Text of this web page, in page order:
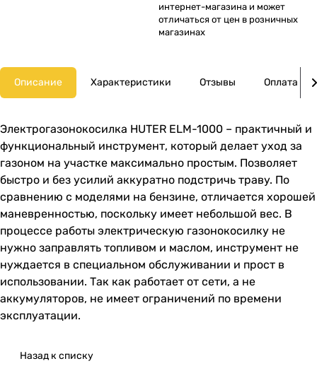
интернет-магазина и может
отличаться от цен в розничных
магазинах
Описание Характеристики Отзывы Оплата
Электрогазонокосилка HUTER ELM-1000 – практичный и
функциональный инструмент, который делает уход за
газоном на участке максимально простым. Позволяет
быстро и без усилий аккуратно подстричь траву. По
сравнению с моделями на бензине, отличается хорошей
маневренностью, поскольку имеет небольшой вес. В
процессе работы электрическую газонокосилку не
нужно заправлять топливом и маслом, инструмент не
нуждается в специальном обслуживании и прост в
использовании. Так как работает от сети, а не
аккумуляторов, не имеет ограничений по времени
эксплуатации.
Назад к списку